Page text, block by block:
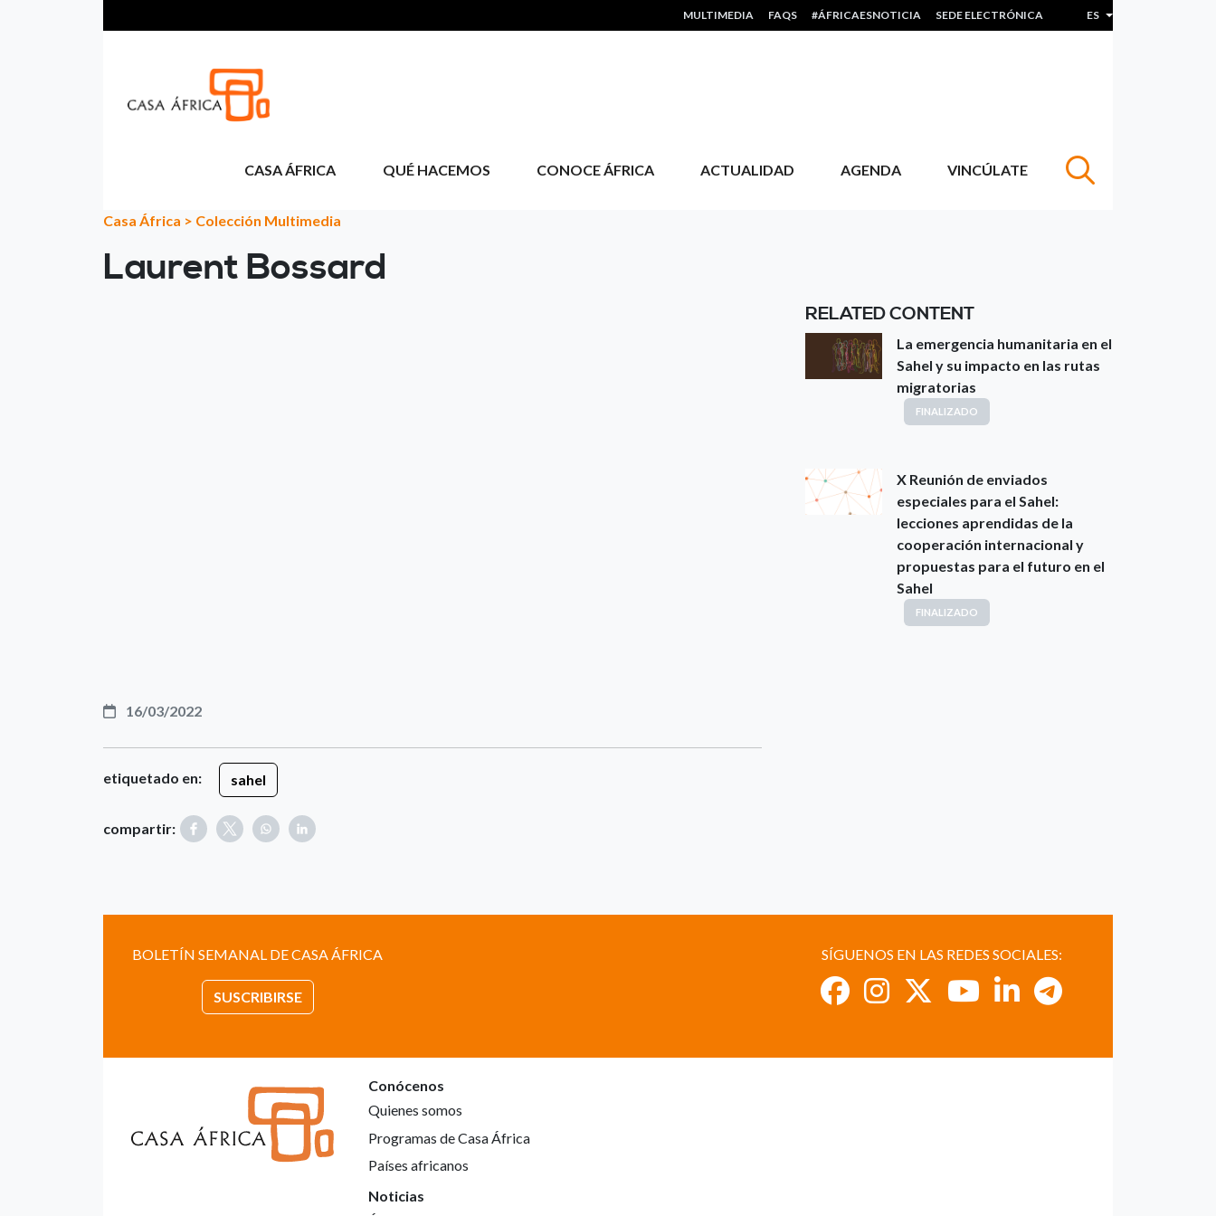
HEADER MENU
MULTIMEDIA FAQS #ÁFRICAESNOTICIA SEDE ELECTRÓNICA ES Lista adicional de
CASA ÁFRICA QUÉ HACEMOS CONOCE ÁFRICA ACTUALIDAD AGENDA VINCÚLATE
Casa África > Colección Multimedia
Laurent Bossard
16/03/2022
etiquetado en: sahel
compartir:
RELATED CONTENT
La emergencia humanitaria en el
Sahel y su impacto en las rutas
migratorias
FINALIZADO
X Reunión de enviados
especiales para el Sahel:
lecciones aprendidas de la
cooperación internacional y
propuestas para el futuro en el
Sahel
FINALIZADO
BOLETÍN SEMANAL DE CASA ÁFRICA
SUSCRIBIRSE
SÍGUENOS EN LAS REDES SOCIALES:
Conócenos
Quienes somos
Programas de Casa África
Países africanos
Noticias